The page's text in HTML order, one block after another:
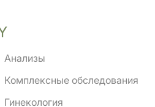
Анализы
Комплексные обследования
Гинекология